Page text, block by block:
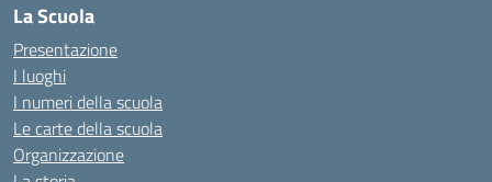
La Scuola
Presentazione
I luoghi
I numeri della scuola
Le carte della scuola
Organizzazione